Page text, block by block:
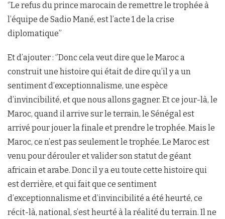
‘’Le refus du prince marocain de remettre le trophée à
l’équipe de Sadio Mané, est l’acte 1 de la crise
diplomatique’’
Et d’ajouter : ‘’Donc cela veut dire que le Maroc a
construit une histoire qui était de dire qu’il y a un
sentiment d’exceptionnalisme, une espèce
d’invincibilité, et que nous allons gagner. Et ce jour-là, le
Maroc, quand il arrive sur le terrain, le Sénégal est
arrivé pour jouer la finale et prendre le trophée. Mais le
Maroc, ce n’est pas seulement le trophée. Le Maroc est
venu pour dérouler et valider son statut de géant
africain et arabe. Donc il y a eu toute cette histoire qui
est derrière, et qui fait que ce sentiment
d’exceptionnalisme et d’invincibilité a été heurté, ce
récit-là, national, s’est heurté à la réalité du terrain. Il ne